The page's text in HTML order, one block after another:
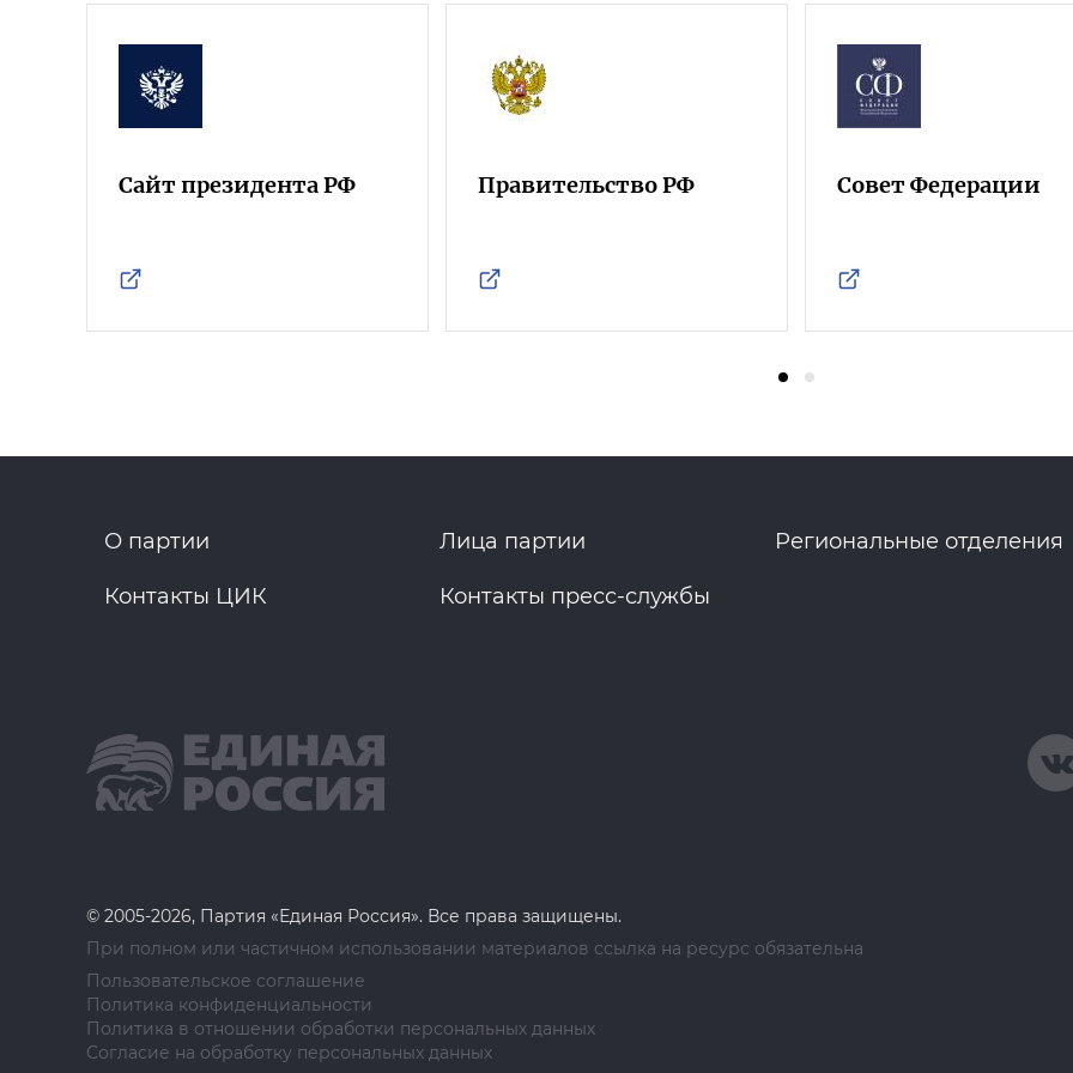
Сайт президента РФ Правительство РФ Совет Федерации
О партии Лица партии Региональные отделения
Контакты ЦИК Контакты пресс-службы
© 2005-2026, Партия «Единая Россия». Все права защищены.
При полном или частичном использовании материалов ссылка на ресурс обязательна
Пользовательское соглашение
Политика конфиденциальности
Политика в отношении обработки персональных данных
Согласие на обработку персональных данных